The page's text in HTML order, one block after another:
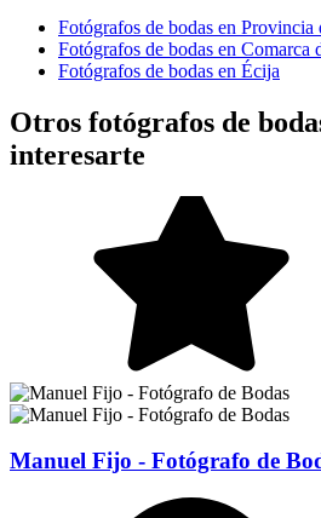
Fotógrafos de bodas en Provincia
Fotógrafos de bodas en Comarca
Fotógrafos de bodas en Écija
Otros fotógrafos de
interesarte
Manuel Fijo - Fotógrafo de